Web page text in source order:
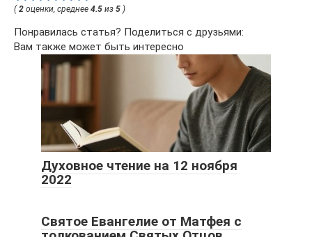
(2 оценки, среднее 4.5 из 5 )
Понравилась статья? Поделиться с друзьями:
Вам также может быть интересно
Духовное чтение на 12 ноября
2022
Святое Евангелие от Матфея с